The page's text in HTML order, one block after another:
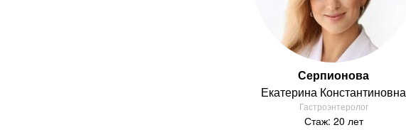
Серпионова
Екатерина Константиновна
Гастроэнтеролог
Стаж: 20 лет